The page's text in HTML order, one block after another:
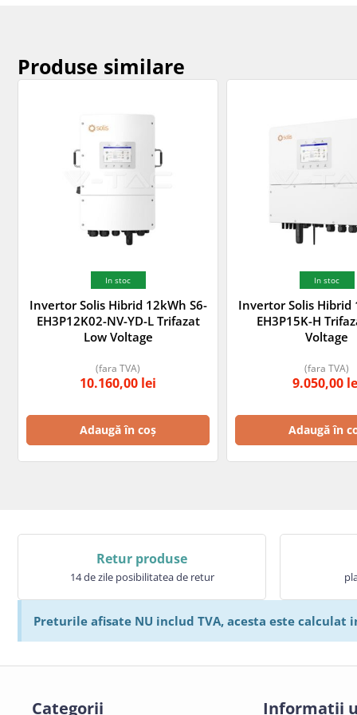
Produse similare
In stoc
Invertor Solis Hibrid 12kWh S6-
EH3P12K02-NV-YD-L Trifazat
Low Voltage
10.160,00 lei
(fara TVA)
Adaugă în coș
In stoc
Invertor Solis Hibrid
EH3P15K-H
Voltage
9.050,00
(fara TVA)
Adaugă în
Retur produse
14 de zile posibilitatea de retur
Preturile afisate NU includ TVA, acesta este calculat
Categorii Informatii